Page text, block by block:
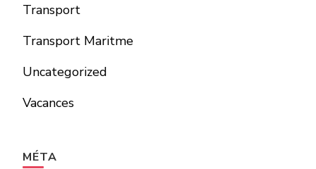
Transport
Transport Maritme
Uncategorized
Vacances
MÉTA